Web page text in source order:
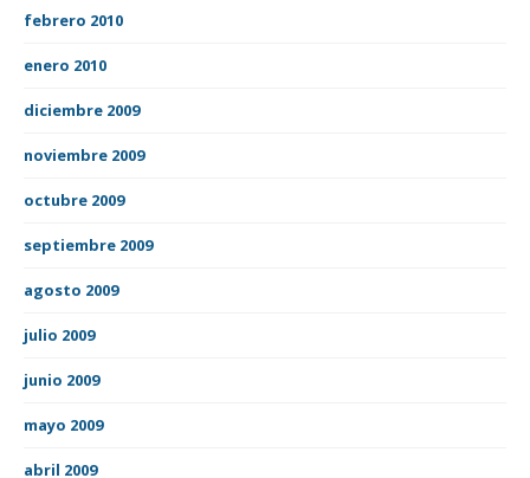
febrero 2010
enero 2010
diciembre 2009
noviembre 2009
octubre 2009
septiembre 2009
agosto 2009
julio 2009
junio 2009
mayo 2009
abril 2009